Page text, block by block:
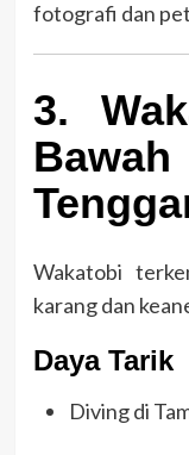
fotografi dan
3.
Wakatobi
karang dan
Daya Tarik
Diving di